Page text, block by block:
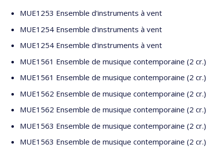
MUE1253 Ensemble d'instruments à vent
MUE1254 Ensemble d'instruments à vent
MUE1254 Ensemble d'instruments à vent
MUE1561 Ensemble de musique contemporaine (2 cr.)
MUE1561 Ensemble de musique contemporaine (2 cr.)
MUE1562 Ensemble de musique contemporaine (2 cr.)
MUE1562 Ensemble de musique contemporaine (2 cr.)
MUE1563 Ensemble de musique contemporaine (2 cr.)
MUE1563 Ensemble de musique contemporaine (2 cr.)